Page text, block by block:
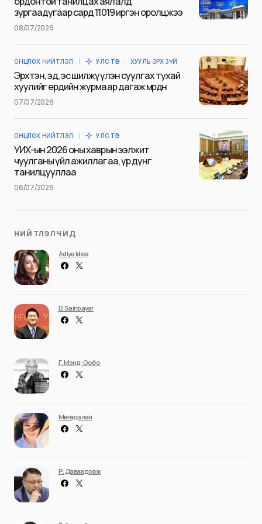
Сэтгэгдэл
time I comment.
Илгээх
зургаадугаар сард 11019 иргэн оролцжээ
08/07/2026
ОНЦЛОХ НИЙТЛЭЛ УЛС ТӨР ХУУЛЬ ЭРХ ЗҮЙ
Эрхтэн, эд, эс шилжүүлэн суулгах тухай
хуулийг ердийн журмаар дагаж мөрдөнө
07/07/2026
ОНЦЛОХ НИЙТЛЭЛ УЛС ТӨР
УИХ-ын 2026 оны хаврын ээлжит
чуулганы үйл ажиллагаа, үр дүнг
танилцууллаа
06/07/2026
НИЙТЛЭЛЧИД
Adiya Idea
D. Sainbayar
Г. Мэнд-Ооёо
Мөнгөндалай
Р. Даваадорж